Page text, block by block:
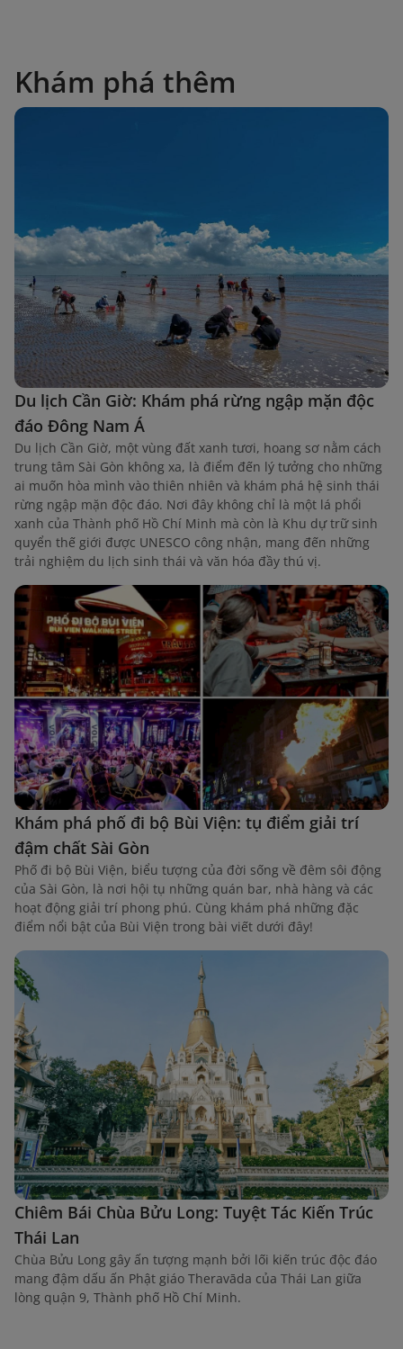
Khám phá thêm
Du lịch Cần Giờ: Khám phá rừng ngập mặn độc
đáo Đông Nam Á
Du lịch Cần Giờ, một vùng đất xanh tươi, hoang sơ nằm cách
trung tâm Sài Gòn không xa, là điểm đến lý tưởng cho những
ai muốn hòa mình vào thiên nhiên và khám phá hệ sinh thái
rừng ngập mặn độc đáo. Nơi đây không chỉ là một lá phổi
xanh của Thành phố Hồ Chí Minh mà còn là Khu dự trữ sinh
quyển thế giới được UNESCO công nhận, mang đến những
trải nghiệm du lịch sinh thái và văn hóa đầy thú vị.
Khám phá phố đi bộ Bùi Viện: tụ điểm giải trí
đậm chất Sài Gòn
Phố đi bộ Bùi Viện, biểu tượng của đời sống về đêm sôi động
của Sài Gòn, là nơi hội tụ những quán bar, nhà hàng và các
hoạt động giải trí phong phú. Cùng khám phá những đặc
điểm nổi bật của Bùi Viện trong bài viết dưới đây!
Chiêm Bái Chùa Bửu Long: Tuyệt Tác Kiến Trúc
Thái Lan
Chùa Bửu Long gây ấn tượng mạnh bởi lối kiến trúc độc đáo
mang đậm dấu ấn Phật giáo Theravāda của Thái Lan giữa
lòng quận 9, Thành phố Hồ Chí Minh.